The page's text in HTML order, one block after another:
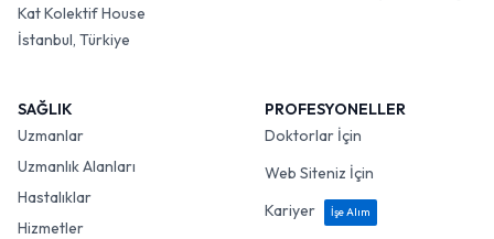
Kat Kolektif House
İstanbul, Türkiye
SAĞLIK
Uzmanlar
Uzmanlık Alanları
Hastalıklar
Hizmetler
PROFESYONELLER
Doktorlar İçin
Web Siteniz İçin
Kariyer
İşe Alım